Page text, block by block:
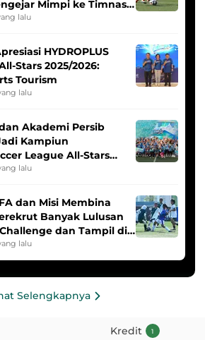
Mimpi ke Timnas
lalu
HYDROPLUS
Stars 2025/2026:
Tourism
lalu
Akademi Persib
Kampiun
League All-Stars
lalu
dan Misi Membina
Banyak Lulusan
dan Tampil di
League
lalu
Selengkapnya
Kredit 1